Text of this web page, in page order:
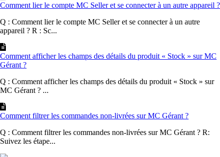
Comment lier le compte MC Seller et se connecter à un autre appareil ?
Q : Comment lier le compte MC Seller et se connecter à un autre
appareil ? R : Sc...
Comment afficher les champs des détails du produit « Stock » sur MC
Gérant ?
Q : Comment afficher les champs des détails du produit « Stock » sur
MC Gérant ? ...
Comment filtrer les commandes non-livrées sur MC Gérant ?
Q : Comment filtrer les commandes non-livrées sur MC Gérant ? R:
Suivez les étape...